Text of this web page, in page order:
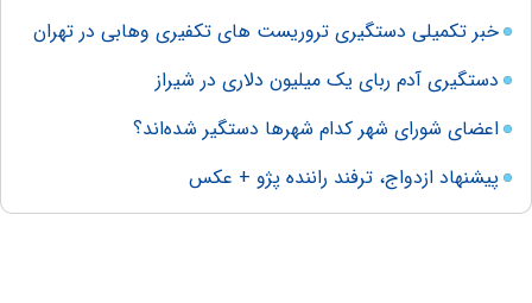
خبر تکمیلی دستگیری تروریست های تکفیری وهابی در تهران
دستگیری آدم ربای یک میلیون دلاری در شیراز
اعضای شورای شهر کدام شهرها دستگیر شده‌اند؟
پیشنهاد ازدواج، ترفند راننده پژو + عکس